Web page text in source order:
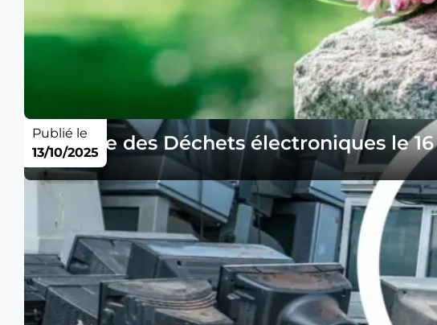
Collecte des Déchets électroniques le
Publié le
13/10/2025